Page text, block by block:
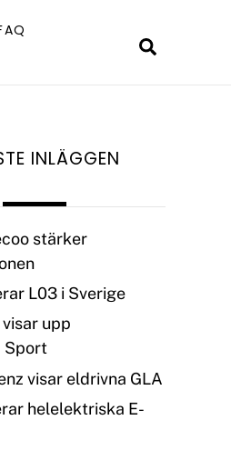
INLÄGGEN
stärker
L03 i Sverige
upp
Sport
visar eldrivna GLA
helelektriska E-